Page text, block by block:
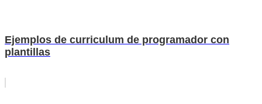
Ejemplos de curriculum de programador con
plantillas